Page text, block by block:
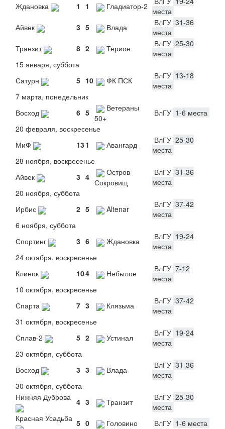
Ждановка
1 1 Гладиатор-2 места
Айвек
3 5 Влада ВлГУ 31-36
места
Транзит
8 2 Терион ВлГУ 25-30
места
15 января, суббота
Сатурн
5 10 ФК ПСК ВлГУ 13-18
места
7 марта, понедельник
Восход
6 5
Ветераны
50+
ВлГУ 1-6 места
20 февраля, воскресенье
МиФ
131 Авангард ВлГУ 25-30
места
28 ноября, воскресенье
Айвек
3 4
Остров
Сокровищ
ВлГУ 31-36
места
20 ноября, суббота
Ирбис
2 5 Altenar ВлГУ 37-42
места
6 ноября, суббота
Спортинг
3 6 Ждановка ВлГУ 19-24
места
24 октября, воскресенье
Клинок
104 Небылое ВлГУ 7-12
места
10 октября, воскресенье
Спарта
7 3 Клязьма ВлГУ 37-42
места
31 октября, воскресенье
Сплав-2
5 2 Устинал ВлГУ 19-24
места
23 октября, суббота
Восход
3 3 Влада ВлГУ 31-36
места
30 октября, суббота
Нижняя Дуброва 4 3 Транзит ВлГУ 25-30
места
Красная Усадьба 5 0 Головино ВлГУ 1-6 места